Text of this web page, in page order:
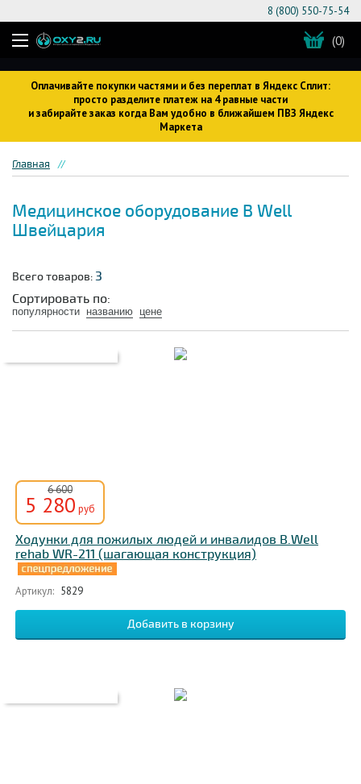
Оплачивайте покупки частями и без переплат в Яндекс Сплит:
просто разделите платеж на 4 равные части
и забирайте заказ когда Вам удобно в ближайшем ПВЗ Яндекс
Маркета
8 (800) 550-75-54
(0)
Главная
Медицинское оборудование B Well
Швейцария
Всего товаров:3
Сортировать по:
популярности названию цене
6 600
5 280 руб
Ходунки для пожилых людей и инвалидов B.Well
rehab WR-211 (шагающая конструкция)
Артикул: 5829